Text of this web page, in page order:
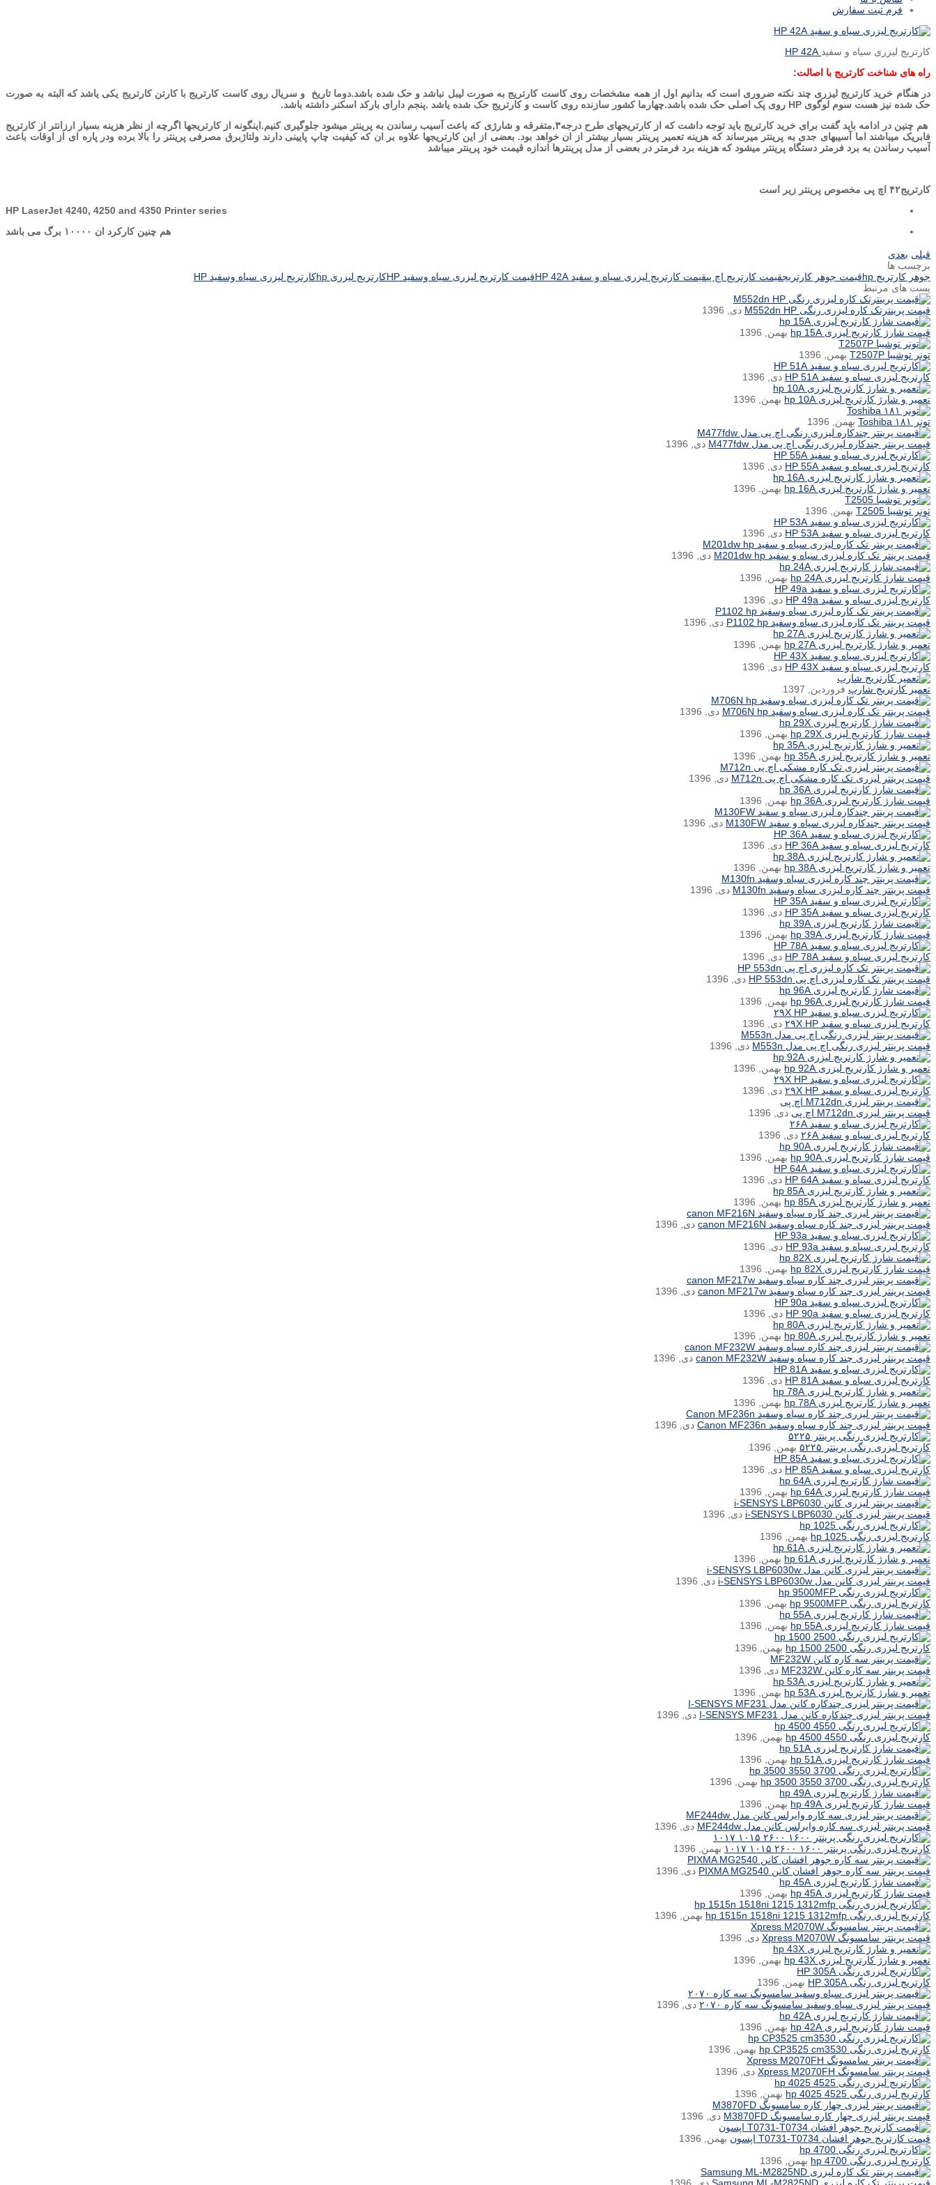
فرم ثبت سفارش
کارتریج لیزری سیاه و سفید
راه های شناخت کارتریج با اصالت:
در هنگام خرید کارتریج لیزری چند نکته ضروری است که بدانیم اول از همه مشخصات روی کاست کارتریج به صورت لیبل نباشد و حک شده باشد.دوما تاریخ و سریال روی کاست کارتریج با کارتن کارتریج یکی یاشد که البته به صورت
حک شده نیز هست سوم لوگوی HP روی پک اصلی حک شده باشد.چهارما کشور سازنده روی کاست و کارتریج حک شده یاشد .پنجم دارای بارکد اسکنر داشته باشد.
هم چنین در ادامه باید گفت برای خرید کارتریج باید توجه داشت که از کارتریجهای طرح درجه۳,متفرقه و شارژی که باعث آسیب رساندن به پرینتر میشود جلوگیری کنیم.اینگونه از کارتریجها اگرچه از نظر هزینه بسیار ارزانتر از کارتریج
فابریک میباشند اما آسیبهای جدی به پرینتر میرساند که هزینه تعمیر پرینتر بسیار بیشتر از ان خواهد بود. بعضی از این کارتریجها علاوه بر ان که کیفیت چاپ پایینی دارند ولتاژبرق مصرفی پرینتر را بالا برده ودر پاره ای از اوقات باعث
آسیب رساندن به برد فرمتر دستگاه پرینتر میشود که هزینه برد فرمتر در بعضی از مدل پرینترها اندازه قیمت خود پرینتر میباشد
کارتریج۴۲ اچ پی مخصوص پرینتر زیر است
HP LaserJet 4240, 4250 and 4350 Printer series
هم چنین کارکرد ان ۱۰۰۰۰ برگ می باشد
قبلی بعدی
برچسب ها
جوهر کارتریج hp
قیمت جوهر کارتریجقیمت کارتریج اچ پیقیمت کارتریج لیزری سیاه و سفید HP 42A قیمت کارتریج لیزری سیاه وسفید HP کارتریج لیزری hp
کارتریج لیزری سیاه وسفید HP
پست های مرتبط
قیمت پرینترتک کاره لیزری رنگی M552dn HP
دی, 1396
قیمت شارژ کارتریج لیزری hp 15A
بهمن, 1396
تونر توشیبا T2507P
بهمن, 1396
کارتریج لیزری سیاه و سفید HP 51A
دی, 1396
تعمیر و شارژ کارتریج لیزری hp 10A
بهمن, 1396
تونر ۱۸۱ Toshiba
بهمن, 1396
قیمت پرینتر چندکاره لیزری رنگی اچ پی مدل M477fdw
دی, 1396
کارتریج لیزری سیاه و سفید HP 55A
دی, 1396
تعمیر و شارژ کارتریج لیزری hp 16A
بهمن, 1396
تونر توشیبا T2505
بهمن, 1396
کارتریج لیزری سیاه و سفید HP 53A
دی, 1396
قیمت پرینتر تک کاره لیزری سیاه و سفید M201dw hp
دی, 1396
قیمت شارژ کارتریج لیزری hp 24A
بهمن, 1396
کارتریج لیزری سیاه و سفید HP 49a
دی, 1396
قیمت پرینتر تک کاره لیزری سیاه وسفید P1102 hp
دی, 1396
تعمیر و شارژ کارتریج لیزری hp 27A
بهمن, 1396
کارتریج لیزری سیاه و سفید HP 43X
دی, 1396
تعمیر کارتریج شارپ فروردین, 1397
قیمت پرینتر تک کاره لیزری سیاه وسفید M706N hp
دی, 1396
قیمت شارژ کارتریج لیزری hp 29X
بهمن, 1396
تعمیر و شارژ کارتریج لیزری hp 35A
بهمن, 1396
قیمت پرینتر لیزری تک کاره مشکی اچ پی M712n
دی, 1396
قیمت شارژ کارتریج لیزری hp 36A
بهمن, 1396
قیمت پرینتر چندکاره لیزری سیاه و سفید M130FW
دی, 1396
کارتریج لیزری سیاه و سفید HP 36A
دی, 1396
تعمیر و شارژ کارتریج لیزری hp 38A
بهمن, 1396
قیمت پرینتر چند کاره لیزری سیاه وسفید M130fn
دی, 1396
کارتریج لیزری سیاه و سفید HP 35A
دی, 1396
قیمت شارژ کارتریج لیزری hp 39A
بهمن, 1396
کارتریج لیزری سیاه و سفید HP 78A
دی, 1396
قیمت پرینتر تک کاره لیزری اچ پی HP 553dn
دی, 1396
قیمت شارژ کارتریج لیزری hp 96A
بهمن, 1396
کارتریج لیزری سیاه و سفید ۲۹X HP
دی, 1396
قیمت پرینتر لیزری رنگی اچ پی مدل M553n
دی, 1396
تعمیر و شارژ کارتریج لیزری hp 92A
بهمن, 1396
کارتریج لیزری سیاه و سفید ۲۹X HP
دی, 1396
قیمت پرینتر لیزری M712dn اچ پی
دی, 1396
کارتریج لیزری سیاه و سفید ۲۶A
دی, 1396
قیمت شارژ کارتریج لیزری hp 90A
بهمن, 1396
کارتریج لیزری سیاه و سفید HP 64A
دی, 1396
تعمیر و شارژ کارتریج لیزری hp 85A
بهمن, 1396
قیمت پرینتر لیزری چند کاره سیاه وسفید canon MF216N
دی, 1396
کارتریج لیزری سیاه و سفید HP 93a
دی, 1396
قیمت شارژ کارتریج لیزری hp 82X
بهمن, 1396
قیمت پرینتر لیزری چند کاره سیاه وسفید canon MF217w
دی, 1396
کارتریج لیزری سیاه و سفید HP 90a
دی, 1396
تعمیر و شارژ کارتریج لیزری hp 80A
بهمن, 1396
قیمت پرینتر لیزری چند کاره سیاه وسفید canon MF232W
دی, 1396
کارتریج لیزری سیاه و سفید HP 81A
دی, 1396
تعمیر و شارژ کارتریج لیزری hp 78A
بهمن, 1396
قیمت پرینتر لیزری چند کاره سیاه وسفید Canon MF236n
دی, 1396
کارتریج لیزری رنگی پرینتر ۵۲۲۵
بهمن, 1396
کارتریج لیزری سیاه و سفید HP 85A
دی, 1396
قیمت شارژ کارتریج لیزری hp 64A
بهمن, 1396
قیمت پرینتر لیزری کانن i-SENSYS LBP6030
دی, 1396
کارتریج لیزری رنگی hp 1025
بهمن, 1396
تعمیر و شارژ کارتریج لیزری hp 61A
بهمن, 1396
قیمت پرینتر لیزری کانن مدل i-SENSYS LBP6030w
دی, 1396
کارتریج لیزری رنگی hp 9500MFP
بهمن, 1396
قیمت شارژ کارتریج لیزری hp 55A
بهمن, 1396
کارتریج لیزری رنگی hp 1500 2500
بهمن, 1396
قیمت پرینتر سه کاره کانن MF232W
دی, 1396
تعمیر و شارژ کارتریج لیزری hp 53A
بهمن, 1396
قیمت پرینتر لیزری چندکاره کانن مدل I-SENSYS MF231
دی, 1396
کارتریج لیزری رنگی hp 4500 4550
بهمن, 1396
قیمت شارژ کارتریج لیزری hp 51A
بهمن, 1396
کارتریج لیزری رنگی hp 3500 3550 3700
بهمن, 1396
قیمت شارژ کارتریج لیزری hp 49A
بهمن, 1396
قیمت پرینتر لیزری سه کاره وایرلس کانن مدل MF244dw
دی, 1396
کارتریج لیزری رنگی پرینتر ۱۶۰۰ ۲۶۰۰ ۱۰۱۵ ۱۰۱۷
بهمن, 1396
قیمت پرینتر سه کاره جوهر افشان کانن PIXMA MG2540
دی, 1396
قیمت شارژ کارتریج لیزری hp 45A
بهمن, 1396
کارتریج لیزری رنگی hp 1515n 1518ni 1215 1312mfp
بهمن, 1396
قیمت پرینتر سامسونگ Xpress M2070W
دی, 1396
تعمیر و شارژ کارتریج لیزری hp 43X
بهمن, 1396
کارتریج لیزری رنگی HP 305A
بهمن, 1396
قیمت پرینتر لیزری سیاه وسفید سامسونگ سه کاره ۲۰۷۰
دی, 1396
قیمت شارژ کارتریج لیزری hp 42A
بهمن, 1396
کارتریج لیزری رنگی hp CP3525 cm3530
بهمن, 1396
قیمت پرینتر سامسونگ Xpress M2070FH
دی, 1396
کارتریج لیزری رنگی hp 4025 4525
بهمن, 1396
قیمت پرینتر لیزری چهار کاره سامسونگ M3870FD
دی, 1396
قیمت کارتریج جوهر افشان T0731-T0734 اپسون
بهمن, 1396
کارتریج لیزری رنگی hp 4700
بهمن, 1396
قیمت پرینتر تک کاره لیزری Samsung ML-M2825ND
دی, 1396